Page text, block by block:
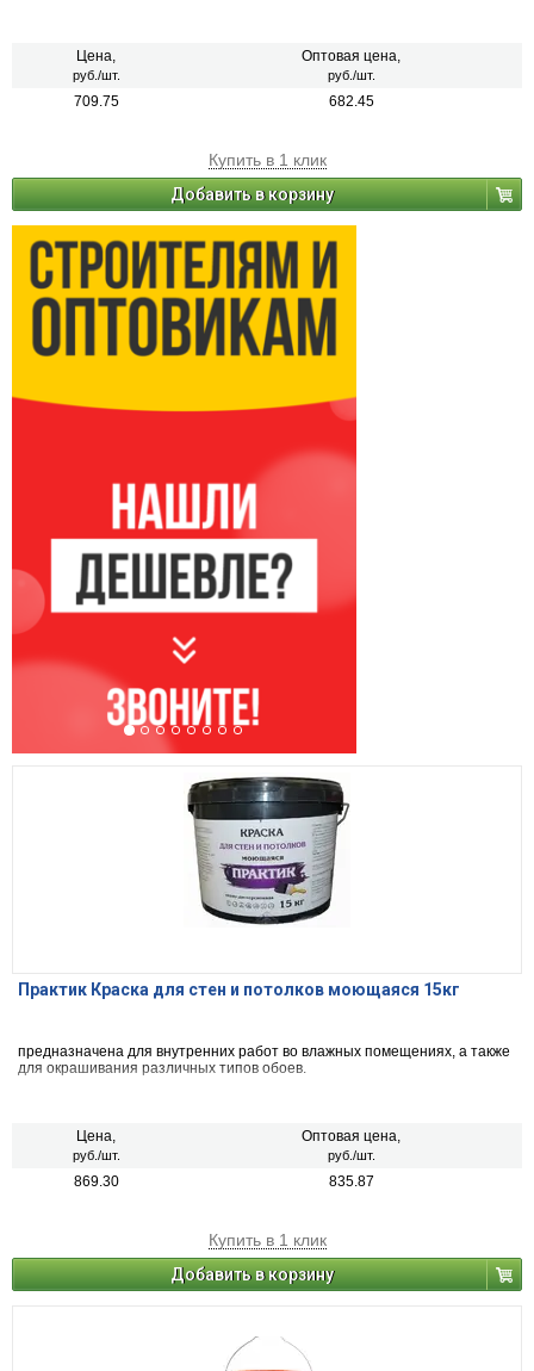
Цена,
руб./шт.
Оптовая цена,
руб./шт.
709.75 682.45
Купить в 1 клик
Добавить в корзину
Практик Краска для стен и потолков моющаяся 15кг
предназначена для внутренних работ во влажных помещениях, а также
для окрашивания различных типов обоев.
Цена,
руб./шт.
Оптовая цена,
руб./шт.
869.30 835.87
Купить в 1 клик
Добавить в корзину